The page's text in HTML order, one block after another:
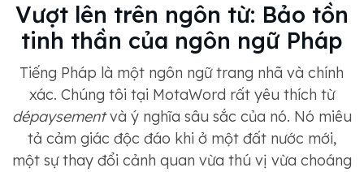
Vượt lên trên ngôn từ: Bảo tồn
tinh thần của ngôn ngữ Pháp
Tiếng Pháp là một ngôn ngữ trang nhã và chính
xác. Chúng tôi tại MotaWord rất yêu thích từ
dépaysementvà ý nghĩa sâu sắc của nó. Nó miêu
tả cảm giác độc đáo khi ở một đất nước mới,
một sự thay đổi cảnh quan vừa thú vị vừa choáng